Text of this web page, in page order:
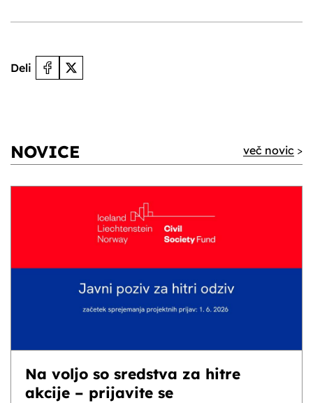
Deli
NOVICE več novic >
Na voljo so sredstva za hitre
akcije – prijavite se